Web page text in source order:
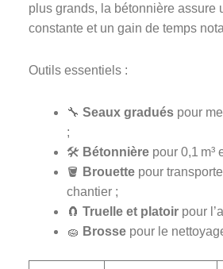
plus grands, la bétonnière assure
constante et un gain de temps
Outils essentiels :
🔧 Seaux gradués pour
;
🛠️ Bétonnière pour 0,1 m³
🪣 Brouette pour
chantier ;
🧲 Truelle et platoir pour
🧽 Brosse pour le